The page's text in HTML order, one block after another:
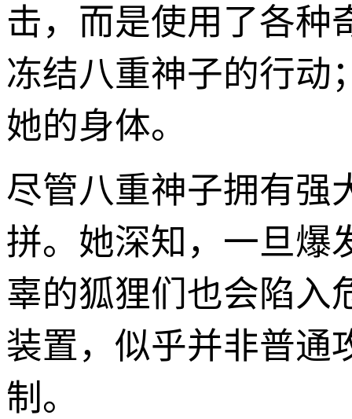
击，而是使用了各种
冻结八重神子的行动
她的身体。
尽管八重神子拥有强
拼。她深知，一旦爆
辜的狐狸们也会陷入
装置，似乎并非普通
制。